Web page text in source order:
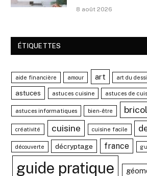
8 août 2026
ÉTIQUETTES
aide financière amour art art du
astuces astuces cuisine astuces de
astuces informatiques bien-être
créativité cuisine cuisine facile
découverte décryptage france
guide pratique